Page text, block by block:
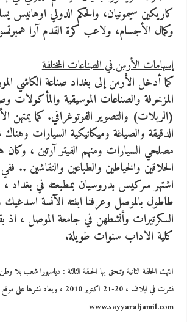
كاريكين سيمونيان، والحكم الدولي اوهانيس
وكمال الأجسام، ولاعب كرة القدم آرا
إسهامات الأرمن في الصناعات المختلفة
كما أدخل الأرمن إلى بغداد صناعة الكاشي
المزخرفة والصناعات الموسيقية والمأكولات
(الربلات) والتصوير الفوتوغرافي. كما يمتهن
الدقيقة والصياغة وميكانيكية السيارات
مصلحي السيارات ومنهم الفيتر آرتين ، وكان
الحلاقين والخياطين والطباعين والنقاشين ..
اشتهر سركيس بدروسيان بمطبعته في بغداد ،
طاطول بالموصل وعرفنا ابنته الآنسة
السكرتيرات وأنشطهن في جامعة الموصل ، اذ
كلية الاداب سنوات طويلة.
انتهت الحلقة الثانية وتلحق بها الحلقة الثالثة : دياسبورا شعب بلا
نشرت في ايلاف ، 20-21 اكتوبر 2010 ، ويعاد نشرها على موقع الدكتور سيار الجميل
www.sayyaraljamil.com